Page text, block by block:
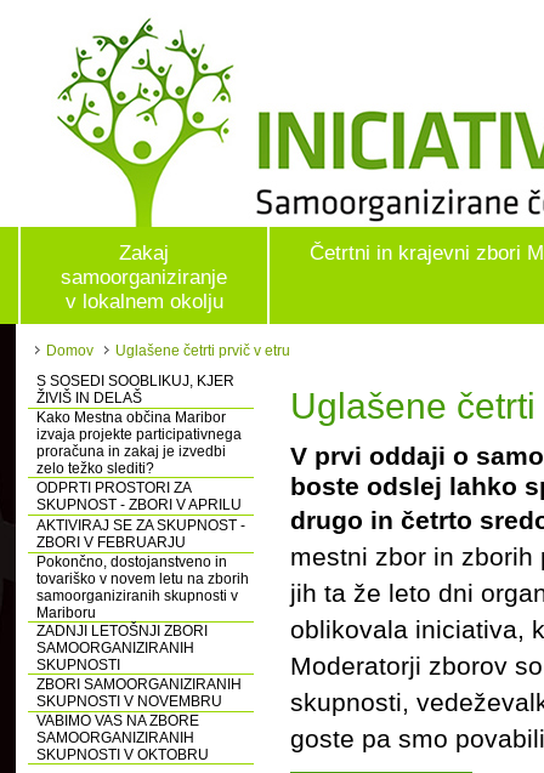
Zakaj
samoorganiziranje
v lokalnem okolju
Četrtni in krajevni zbori
Domov
Uglašene četrti prvič v etru
S SOSEDI SOOBLIKUJ, KJER
ŽIVIŠ IN DELAŠ
Kako Mestna občina Maribor
izvaja projekte participativnega
proračuna in zakaj je izvedbi
zelo težko slediti?
ODPRTI PROSTORI ZA
SKUPNOST - ZBORI V APRILU
AKTIVIRAJ SE ZA SKUPNOST -
ZBORI V FEBRUARJU
Pokončno, dostojanstveno in
tovariško v novem letu na zborih
samoorganiziranih skupnosti v
Mariboru
ZADNJI LETOŠNJI ZBORI
SAMOORGANIZIRANIH
SKUPNOSTI
ZBORI SAMOORGANIZIRANIH
SKUPNOSTI V NOVEMBRU
VABIMO VAS NA ZBORE
SAMOORGANIZIRANIH
SKUPNOSTI V OKTOBRU
Uglašene
V prvi oddaji o
boste odslej lahko
drugo in četrto
mestni zbor in
jih ta že leto dni
oblikovala iniciativa,
Moderatorji zborov
skupnosti,
goste pa smo